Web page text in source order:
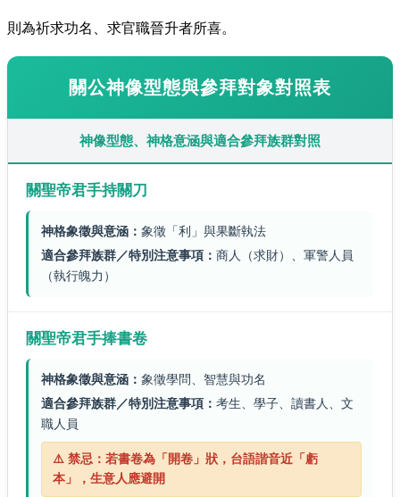
則為祈求功名、求官職晉升者所喜。
關公神像型態與參拜對象對照表
神像型態、神格意涵與適合參拜族群對照
關聖帝君手持關刀
神格象徵與意涵： 象徵「利」與果斷執法
適合參拜族群／特別注意事項： 商人（求財）、軍警人員
（執行魄力）
關聖帝君手捧書卷
神格象徵與意涵： 象徵學問、智慧與功名
適合參拜族群／特別注意事項： 考生、學子、讀書人、文
職人員
⚠️ 禁忌：若書卷為「開卷」狀，台語諧音近「虧
本」，生意人應避開